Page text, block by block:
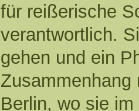
für reißerische
verantwortlich.
gehen und ein
Berlin, wo sie